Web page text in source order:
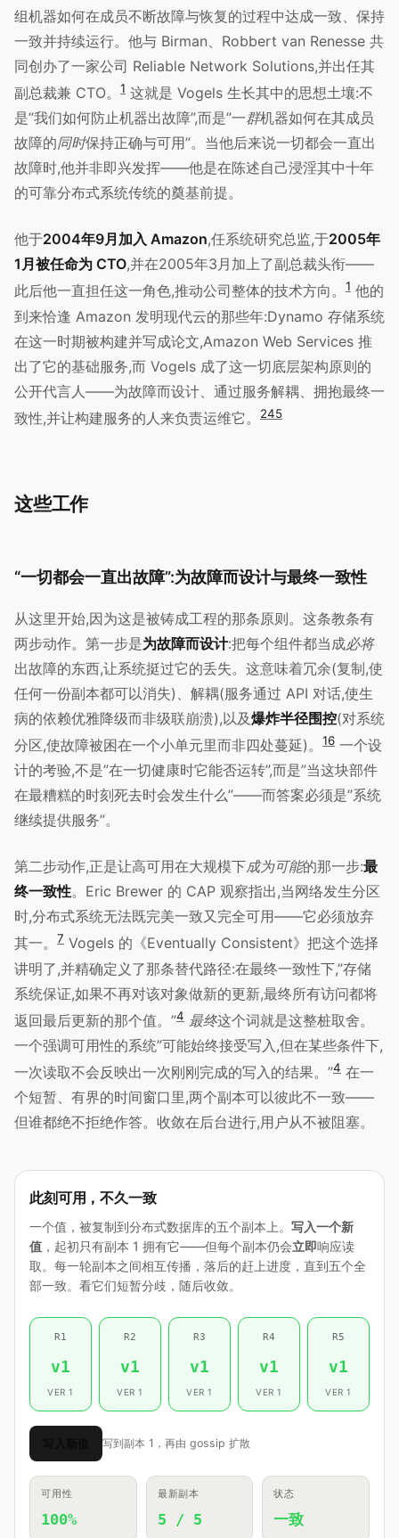
组机器如何在成员不断故障与恢复的过程中达成一致、保持
一致并持续运行。他与 Birman、Robbert van Renesse 共
同创办了一家公司 Reliable Network Solutions,并出任其
副总裁兼 CTO。
1 这就是 Vogels 生长其中的思想土壤:不
是”我们如何防止机器出故障”,而是”一群机器如何在其成员
故障的同时保持正确与可用”。当他后来说一切都会一直出
故障时,他并非即兴发挥——他是在陈述自己浸淫其中十年
的可靠分布式系统传统的奠基前提。
他于2004年9月加入 Amazon,任系统研究总监,于2005年
1月被任命为 CTO,并在2005年3月加上了副总裁头衔——
此后他一直担任这一角色,推动公司整体的技术方向。
1 他的
到来恰逢 Amazon 发明现代云的那些年:Dynamo 存储系统
在这一时期被构建并写成论文,Amazon Web Services 推
出了它的基础服务,而 Vogels 成了这一切底层架构原则的
公开代言人——为故障而设计、通过服务解耦、拥抱最终一
致性,并让构建服务的人来负责运维它。
245
这些工作
“一切都会一直出故障”:为故障而设计与最终一致性
从这里开始,因为这是被铸成工程的那条原则。这条教条有
两步动作。第一步是为故障而设计:把每个组件都当成必将
出故障的东西,让系统挺过它的丢失。这意味着冗余(复制,使
任何一份副本都可以消失)、解耦(服务通过 API 对话,使生
病的依赖优雅降级而非级联崩溃),以及爆炸半径围控(对系统
分区,使故障被困在一个小单元里而非四处蔓延)。
16 一个设
计的考验,不是”在一切健康时它能否运转”,而是”当这块部件
在最糟糕的时刻死去时会发生什么”——而答案必须是”系统
继续提供服务”。
第二步动作,正是让高可用在大规模下成为可能的那一步:最
终一致性。Eric Brewer 的 CAP 观察指出,当网络发生分区
时,分布式系统无法既完美一致又完全可用——它必须放弃
其一。
7 Vogels 的《Eventually Consistent》把这个选择
讲明了,并精确定义了那条替代路径:在最终一致性下,”存储
系统保证,如果不再对该对象做新的更新,最终所有访问都将
返回最后更新的那个值。”4 最终这个词就是这整桩取舍。
一个强调可用性的系统”可能始终接受写入,但在某些条件下,
一次读取不会反映出一次刚刚完成的写入的结果。”4 在一
个短暂、有界的时间窗口里,两个副本可以彼此不一致——
但谁都绝不拒绝作答。收敛在后台进行,用户从不被阻塞。
此刻可用，不久一致
一个值，被复制到分布式数据库的五个副本上。 写入一个新
值 ，起初只有副本 1 拥有它——但每个副本仍会立即响应读
取。每一轮副本之间相互传播，落后的赶上进度，直到五个全
部一致。看它们短暂分歧，随后收敛。
R1
v1
VER 1
R2
v1
VER 1
R3
v1
VER 1
R4
v1
VER 1
R5
v1
VER 1
写到副本 1，再由 gossip 扩散
可用性
100%
最新副本
5 / 5
状态
一致